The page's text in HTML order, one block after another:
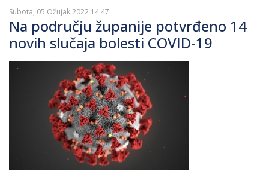
Subota, 05 Ožujak 2022 14:47
Na području županije potvrđeno 14
novih slučaja bolesti COVID-19